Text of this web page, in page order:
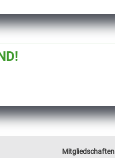
Mitgliedschaften